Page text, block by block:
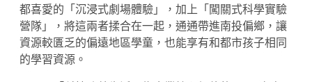
都喜愛的「沉浸式劇場體驗」，加上「闖關式科學實驗
營隊」，將這兩者揉合在一起，通通帶進南投偏鄉，讓
資源較匱乏的偏遠地區學童，也能享有和都市孩子相同
的學習資源。